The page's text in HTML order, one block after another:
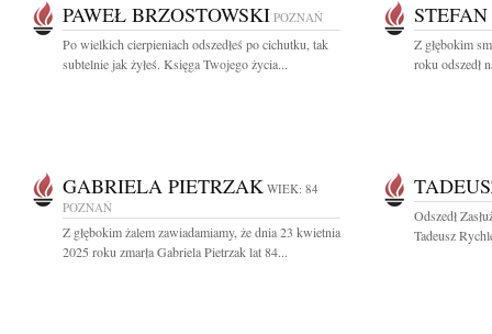
PAWEŁ BRZOSTOWSKI POZNAŃ
Po wielkich cierpieniach odszedłeś po cichutku, tak
subtelnie jak żyłeś. Księga Twojego życia...
Z głębokim
roku odszedł
GABRIELA PIETRZAK WIEK: 84
POZNAŃ
Z głębokim żalem zawiadamiamy, że dnia 23 kwietnia
2025 roku zmarła Gabriela Pietrzak lat 84...
Odszedł
Tadeusz